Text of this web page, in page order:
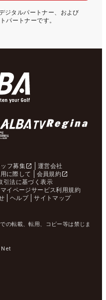
ジタルパートナー、および
パートナーです。
フ募集
運営会社
に際して
会員規約
引法に基づく表示
マイページサービス利用規約
ヘルプ サイトマップ
の転載、転用、コピー等は禁じま
Net